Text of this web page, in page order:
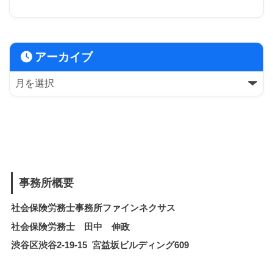
アーカイブ
事務所概要
社会保険労務士事務所ファインネクサス
社会保険労務士 田中 伸政
渋谷区渋谷2-19-15 宮益坂ビルディング609